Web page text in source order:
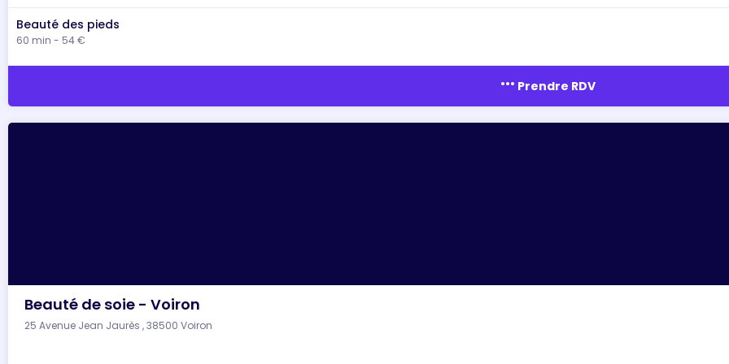
Beauté des pieds
60 min - 54 €
more_horiz Prendre RDV
Beauté de soie - Voiron
25 Avenue Jean Jaurès , 38500 Voiron